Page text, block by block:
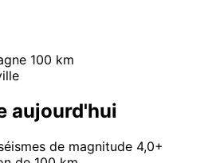
100 km
aujourd'hui
de magnitude 4,0+